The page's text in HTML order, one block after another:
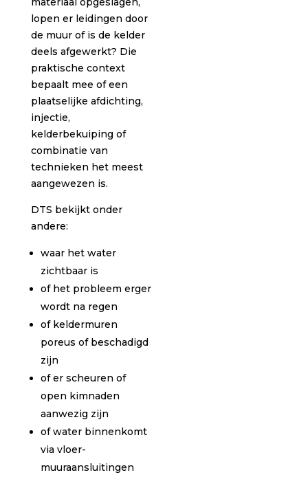
lopen er leidingen door
de muur of is de kelder
deels afgewerkt? Die
praktische context
bepaalt mee of een
plaatselijke afdichting,
injectie,
kelderbekuiping of
combinatie van
technieken het meest
aangewezen is.
DTS bekijkt onder
andere:
waar het water
zichtbaar is
of het probleem erger
wordt na regen
of keldermuren
poreus of beschadigd
zijn
of er scheuren of
open kimnaden
aanwezig zijn
of water binnenkomt
via vloer-
muuraansluitingen